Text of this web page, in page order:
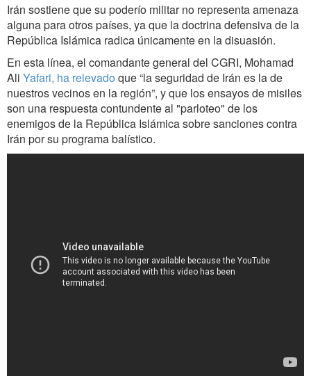
Irán sostiene que su poderío militar no representa amenaza
alguna para otros países, ya que la doctrina defensiva de la
República Islámica radica únicamente en la disuasión.
En esta línea, el comandante general del CGRI, Mohamad
Ali Yafari, ha relevado que “la seguridad de Irán es la de
nuestros vecinos en la región”, y que los ensayos de misiles
son una respuesta contundente al "parloteo" de los
enemigos de la República Islámica sobre sanciones contra
Irán por su programa balístico.